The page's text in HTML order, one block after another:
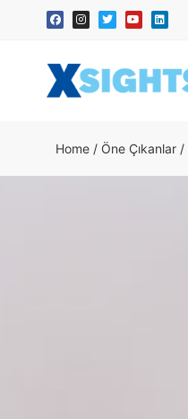
Home / Öne Çıkanlar /